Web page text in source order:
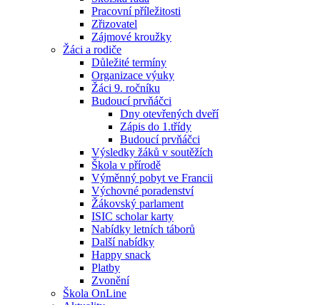
Pracovní příležitosti
Zřizovatel
Zájmové kroužky
Žáci a rodiče
Důležité termíny
Organizace výuky
Žáci 9. ročníku
Budoucí prvňáčci
Dny otevřených dveří
Zápis do 1.třídy
Budoucí prvňáčci
Výsledky žáků v soutěžích
Škola v přírodě
Výměnný pobyt ve Francii
Výchovné poradenství
Žákovský parlament
ISIC scholar karty
Nabídky letních táborů
Další nabídky
Happy snack
Platby
Zvonění
Škola OnLine